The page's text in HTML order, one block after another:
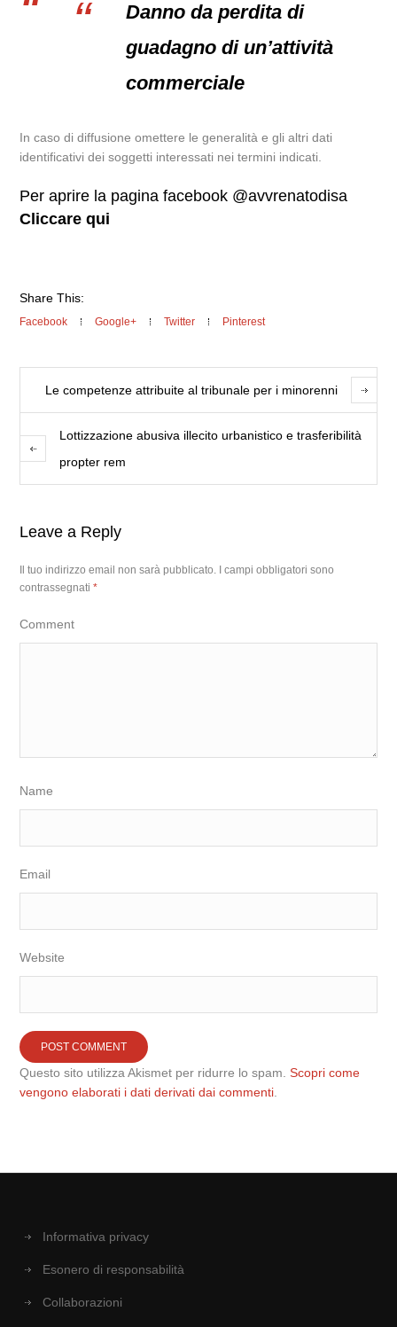
Danno da perdita di
guadagno di un’attività
commerciale
In caso di diffusione omettere le generalità e gli altri dati
identificativi dei soggetti interessati nei termini indicati.
Per aprire la pagina facebook @avvrenatodisa
Cliccare qui
Share This:
Facebook Google+ Twitter Pinterest
Le competenze attribuite al tribunale per i minorenni
Lottizzazione abusiva illecito urbanistico e trasferibilità
propter rem
Leave a Reply
Il tuo indirizzo email non sarà pubblicato.
I campi obbligatori sono
contrassegnati*
Comment
Name
Email
Website
Questo sito utilizza Akismet per ridurre lo spam.Scopri come
vengono elaborati i dati derivati dai commenti
Informativa privacy
Esonero di responsabilità
Collaborazioni